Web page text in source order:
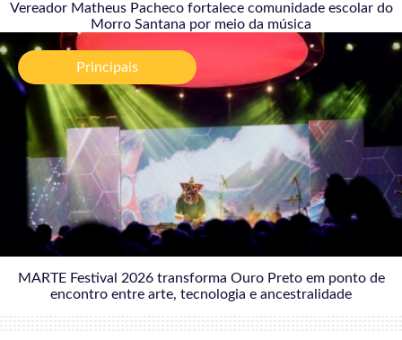
Vereador Matheus Pacheco fortalece comunidade escolar do
Morro Santana por meio da música
Principais
MARTE Festival 2026 transforma Ouro Preto em
ponto de encontro entre arte, tecnologia e
ancestralidade
31/07/2026
MARTE Festival 2026 transforma Ouro Preto em ponto de
encontro entre arte, tecnologia e ancestralidade